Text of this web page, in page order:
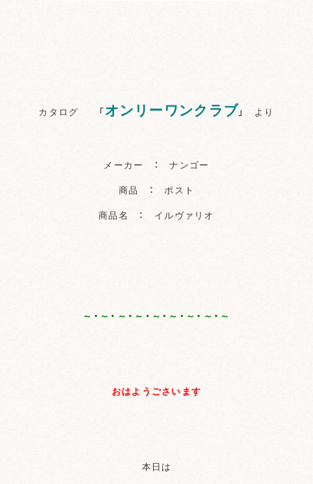
カタログ 「オンリーワンクラブ」 より
メーカー ： ナンゴー
商品 ： ポスト
商品名 ： イルヴァリオ
～・～・～・～・～・～・～・～・～
おはようごさいます
本日は